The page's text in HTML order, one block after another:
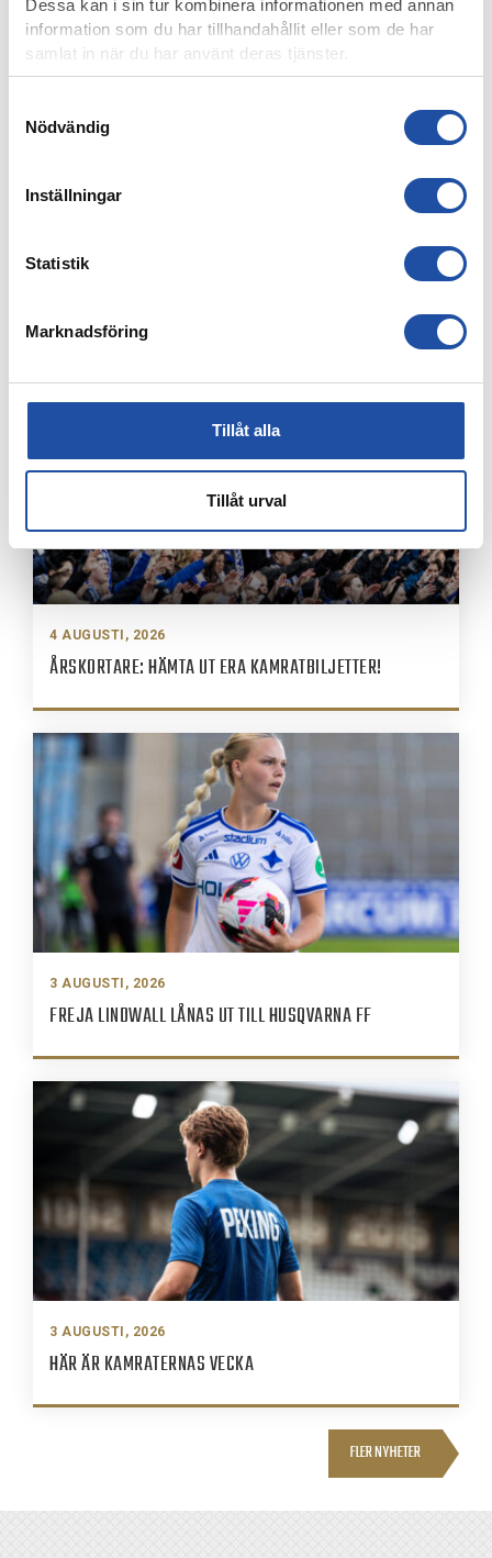
Dessa kan i sin tur kombinera informationen med annan
information som du har tillhandahållit eller som de har
samlat in när du har använt deras tjänster.
Nödvändig
Inställningar
Statistik
Marknadsföring
Tillåt alla
Tillåt urval
4 AUGUSTI, 2026
NÄTADE MOT DJURGÅRDEN
4 AUGUSTI, 2026
ÅRSKORTARE: HÄMTA UT ERA KAMRATBILJETTER!
3 AUGUSTI, 2026
FREJA LINDWALL LÅNAS UT TILL HUSQVARNA FF
3 AUGUSTI, 2026
HÄR ÄR KAMRATERNAS VECKA
FLER NYHETER